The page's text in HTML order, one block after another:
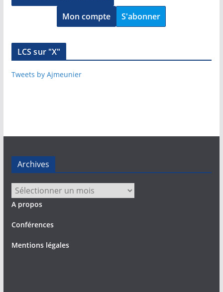
Mon compte S'abonner
LCS sur "X"
Tweets by Ajmeunier
Archives
Archives
A propos
Conférences
Mentions légales